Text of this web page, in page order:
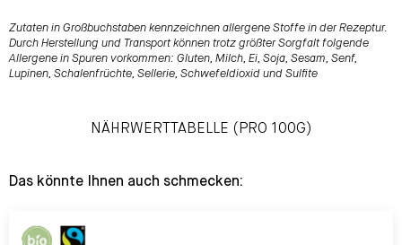
Zutaten in Großbuchstaben kennzeichnen allergene Stoffe in der Rezeptur.
Durch Herstellung und Transport können trotz größter Sorgfalt folgende
Allergene in Spuren vorkommen: Gluten, Milch, Ei, Soja, Sesam, Senf,
Lupinen, Schalenfrüchte, Sellerie, Schwefeldioxid und Sulfite
NÄHRWERTTABELLE (PRO 100G)
Das könnte Ihnen auch schmecken: